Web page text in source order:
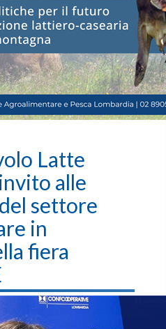
Latte
alle
settore
in
fiera